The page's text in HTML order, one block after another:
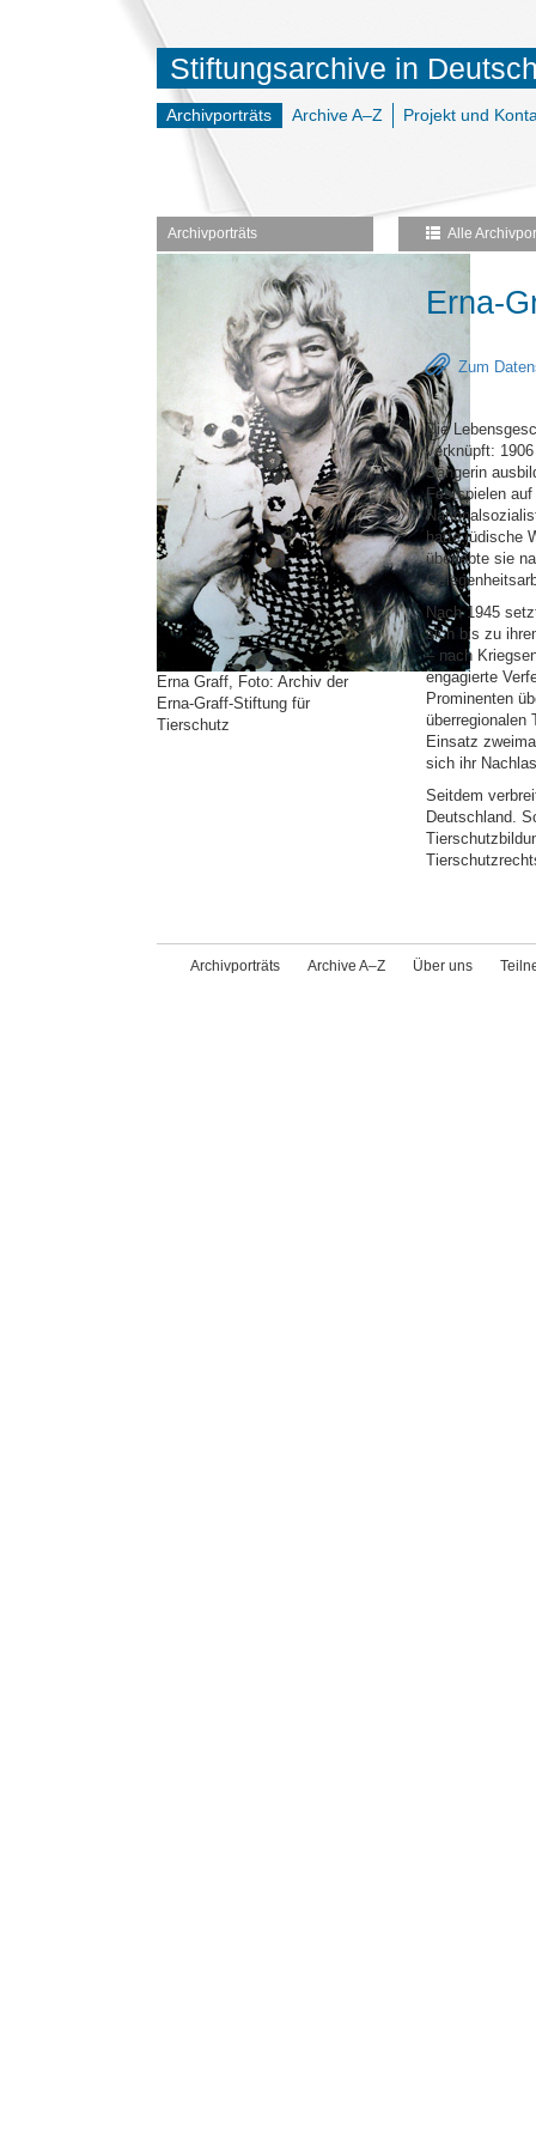
Stiftungsarchive in
Archivporträts Archive A–Z Projekt und
Archivporträts
Erna Graff, Foto: Archiv der
Erna-Graff-Stiftung für
Tierschutz
Alle
Erna-
Zum
Die
verknüpft:
Sängerin
Festspielen
hatte jüdische
überlebte sie
Nach 1945
sich bis zu
– nach
engagierte
Prominenten
überregionalen
Einsatz
sich ihr
Seitdem
Deutschland.
Archivporträts Archive A–Z Über uns